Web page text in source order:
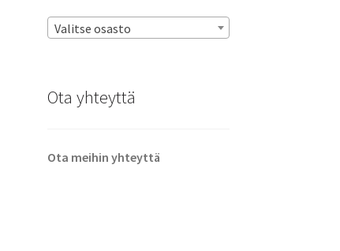
Valitse osasto
Ota yhteyttä
Ota meihin yhteyttä